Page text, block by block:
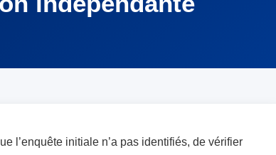
l’enquête initiale n’a pas identifiés, de vérifier